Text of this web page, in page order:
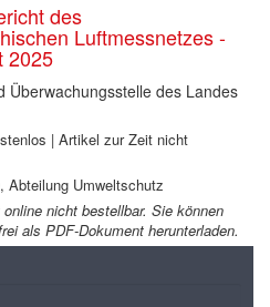
des
Luftmessnetzes -
2025
Überwachungsstelle des Landes
| Artikel zur Zeit nicht
Abteilung Umweltschutz
nicht bestellbar. Sie können
als PDF-Dokument herunterladen.